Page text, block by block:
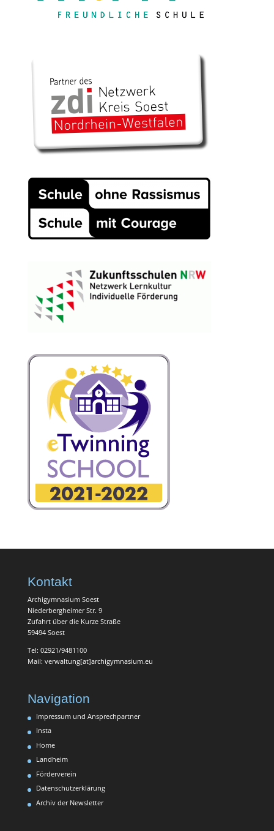
Kontakt
Archigymnasium Soest
Niederbergheimer Str. 9
Zufahrt über die Kurze Straße
59494 Soest
Tel: 02921/9481100
Mail: verwaltung[at]archigymnasium.eu
Navigation
Impressum und Ansprechpartner
Insta
Home
Landheim
Förderverein
Datenschutzerklärung
Archiv der Newsletter